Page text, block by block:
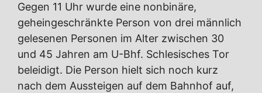
Gegen 11 Uhr wurde eine nonbinäre,
geheingeschränkte Person von drei männlich
gelesenen Personen im Alter zwischen 30
und 45 Jahren am U-Bhf. Schlesisches Tor
beleidigt. Die Person hielt sich noch kurz
nach dem Aussteigen auf dem Bahnhof auf,